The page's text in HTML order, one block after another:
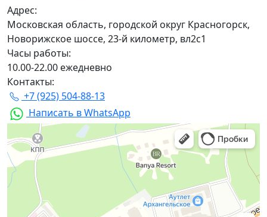
Адрес:
Московская область, городской округ Красногорск,
Новорижское шоссе, 23-й километр, вл2с1
Часы работы:
10.00-22.00 ежедневно
Контакты:
+7 (925) 504-88-13
Написать в WhatsApp